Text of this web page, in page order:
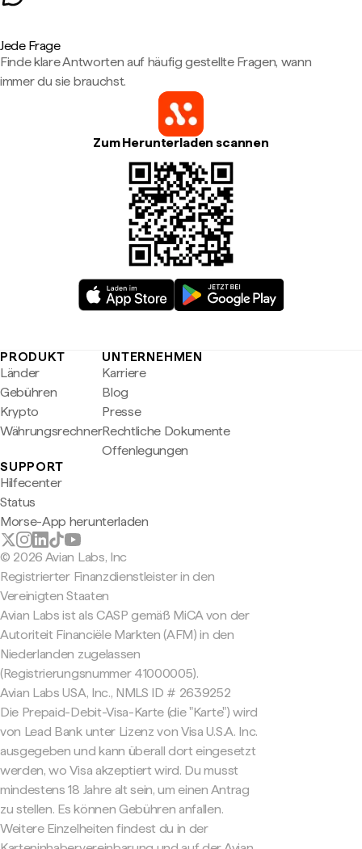
Jede Frage
Finde klare Antworten auf häufig gestellte Fragen, wann
immer du sie brauchst.
Zum Herunterladen scannen
PRODUKT
Länder
Gebühren
Krypto
Währungsrechner
UNTERNEHMEN
Karriere
Blog
Presse
Rechtliche Dokumente
Offenlegungen
SUPPORT
Hilfecenter
Status
Morse-App herunterladen
© 2026 Avian Labs, Inc
Registrierter Finanzdienstleister in den
Vereinigten Staaten
Avian Labs ist als CASP gemäß MiCA von der
Autoriteit Financiële Markten (AFM) in den
Niederlanden zugelassen
(Registrierungsnummer 41000005).
Avian Labs USA, Inc., NMLS ID # 2639252
Die Prepaid-Debit-Visa-Karte (die "Karte") wird
von Lead Bank unter Lizenz von Visa U.S.A. Inc.
ausgegeben und kann überall dort eingesetzt
werden, wo Visa akzeptiert wird. Du musst
mindestens 18 Jahre alt sein, um einen Antrag
zu stellen. Es können Gebühren anfallen.
Weitere Einzelheiten findest du in der